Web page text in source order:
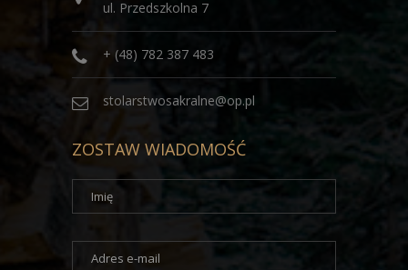
ul. Przedszkolna 7
+ (48) 782 387 483
stolarstwosakralne@op.pl
ZOSTAW WIADOMOŚĆ